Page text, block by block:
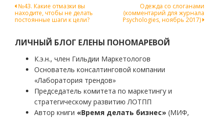
Навигация
по
записям
№43. Какие отмазки вы
находите, чтобы не делать
постоянные шаги к цели?
Одежда со слоганами
(комментарий для журнала
Psychologies, ноябрь 2017)
ЛИЧНЫЙ БЛОГ ЕЛЕНЫ ПОНОМАРЕВОЙ
К.э.н., член Гильдии Маркетологов
Основатель консалтинговой компании
«Лаборатория трендов»
Председатель комитета по маркетингу и
стратегическому развитию ЛОТПП
Автор книги «Время делать бизнес» (МИФ,